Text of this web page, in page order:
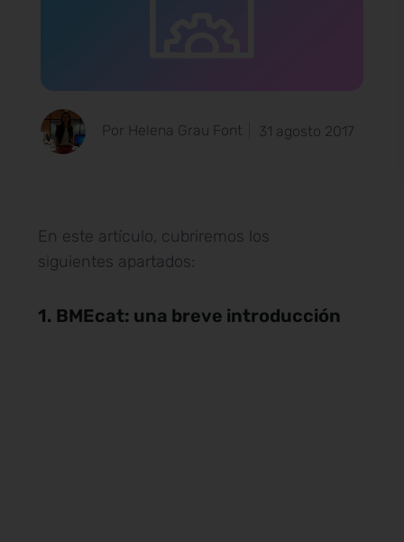
Por Helena Grau Font 31 agosto 2017
En este artículo, cubriremos los
siguientes apartados:
1. BMEcat: una breve introducción